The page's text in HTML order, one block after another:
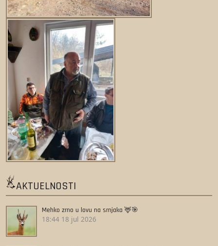
AKTUELNOSTI
Mehko zrno u lovu na srnjaka 🦌🎯
18:44 18 jul 2026